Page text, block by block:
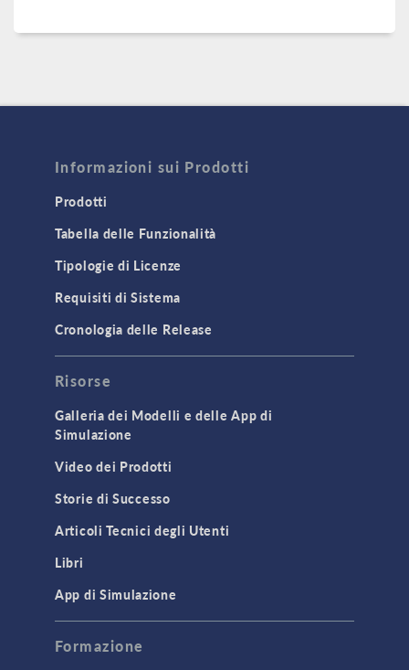
Informazioni sui Prodotti
Prodotti
Tabella delle Funzionalità
Tipologie di Licenze
Requisiti di Sistema
Cronologia delle Release
Risorse
Galleria dei Modelli e delle App di
Simulazione
Video dei Prodotti
Storie di Successo
Articoli Tecnici degli Utenti
Libri
App di Simulazione
Formazione